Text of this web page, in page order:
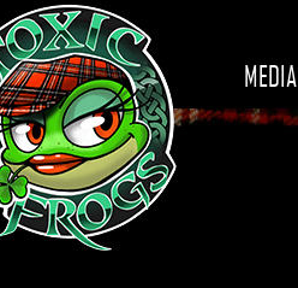
MEDIA